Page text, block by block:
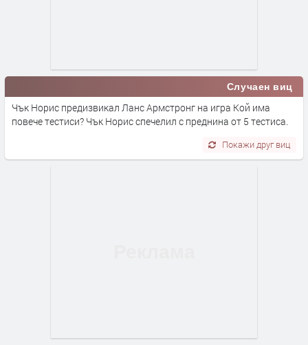
Случаен виц
Чък Норис предизвикал Ланс Армстронг на игра Кой има
повече тестиси? Чък Норис спечелил с преднина от 5 тестиса.
Покажи друг виц